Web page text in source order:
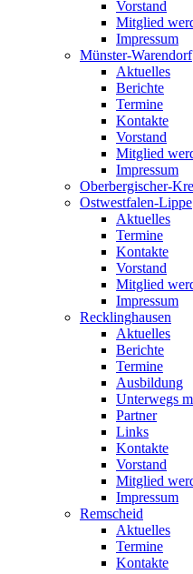
Vorstand
Mitglied
Impressum
Münster-Warendorf
Aktuelles
Berichte
Termine
Kontakte
Vorstand
Mitglied
Impressum
Oberbergischer-
Ostwestfalen-Lippe
Aktuelles
Termine
Kontakte
Vorstand
Mitglied
Impressum
Recklinghausen
Aktuelles
Berichte
Termine
Ausbildung
Unterwegs
Partner
Links
Kontakte
Vorstand
Mitglied
Impressum
Remscheid
Aktuelles
Termine
Kontakte